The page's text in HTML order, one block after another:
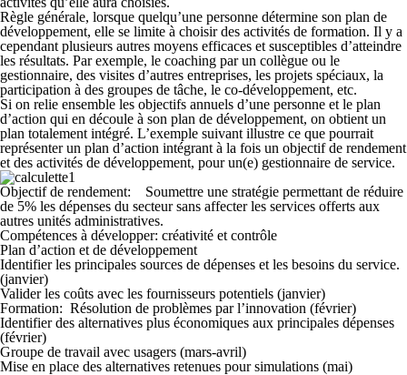
Règle générale, lorsque quelqu’une personne détermine son plan de
développement, elle se limite à choisir des activités de formation. Il y a
cependant plusieurs autres moyens efficaces et susceptibles d’atteindre
les résultats. Par exemple, le coaching par un collègue ou le
gestionnaire, des visites d’autres entreprises, les projets spéciaux, la
participation à des groupes de tâche, le co-développement, etc.
Si on relie ensemble les objectifs annuels d’une personne et le plan
d’action qui en découle à son plan de développement, on obtient un
plan totalement intégré. L’exemple suivant illustre ce que pourrait
représenter un plan d’action intégrant à la fois un objectif de rendement
et des activités de développement, pour un(e) gestionnaire de service.
Objectif de rendement: Soumettre une stratégie permettant de réduire
de 5% les dépenses du secteur sans affecter les services offerts aux
autres unités administratives.
Compétences à développer: créativité et contrôle
Plan d’action et de développement
Identifier les principales sources de dépenses et les besoins du service.
(janvier)
Valider les coûts avec les fournisseurs potentiels (janvier)
Formation: Résolution de problèmes par l’innovation (février)
Identifier des alternatives plus économiques aux principales dépenses
(février)
Groupe de travail avec usagers (mars-avril)
Mise en place des alternatives retenues pour simulations (mai)